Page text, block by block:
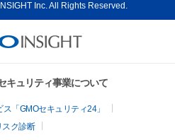
Inc. All Rights Reserved.
キュリティ事業について
「GMOセキュリティ24」
スク診断